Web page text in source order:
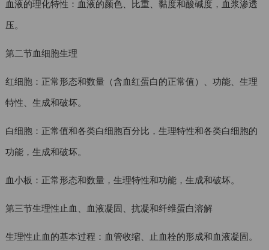
血液的理化特性：血液的颜色、比重、黏度和酸碱度，血浆渗透
压。
第二节血细胞生理
红细胞：正常形态和数量（含血红蛋白的正常值）、功能、生理
特性、生成和破坏。
白细胞：正常值和各类白细胞百分比，生理特性和各类白细胞的
功能，生成和破坏。
血小板：正常形态和数量，生理特性和功能，生成和破坏。
第三节生理性止血、血液凝固、抗凝和纤维蛋白溶解
生理性止血的基本过程：血管收缩、止血栓的形成和血液凝固。